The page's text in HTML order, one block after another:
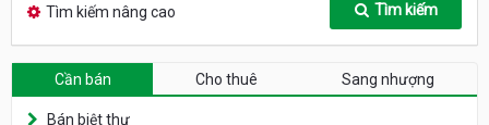
Tìm kiếm nâng cao Tìm kiếm
Cần bán Cho thuê Sang nhượng
Bán biệt thự